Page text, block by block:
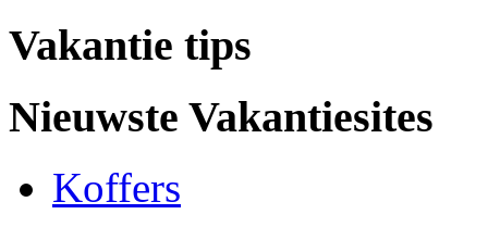
Vakantie tips
Nieuwste Vakantiesites
Koffers